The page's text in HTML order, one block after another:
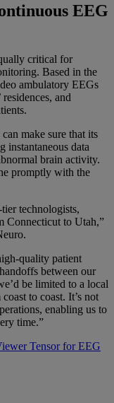
EEG
critical for
Based in the
ambulatory EEGs
and
make sure that its
instantaneous data
brain activity.
promptly with the
technologists,
Connecticut to Utah,”
quality patient
between our
be limited to a local
to coast. It’s not
enabling us to
time.”
Tensor for EEG